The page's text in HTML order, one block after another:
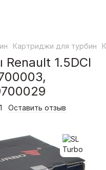
Картриджи для турбин
1.5DCI
Оставить отзыв